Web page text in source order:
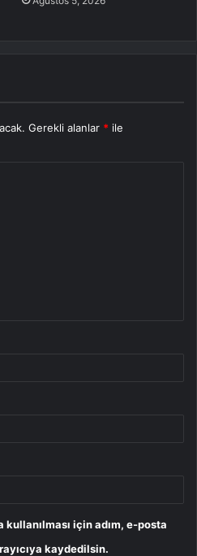
Gerekli alanlar * ile
için adım, e-posta
kaydedilsin.